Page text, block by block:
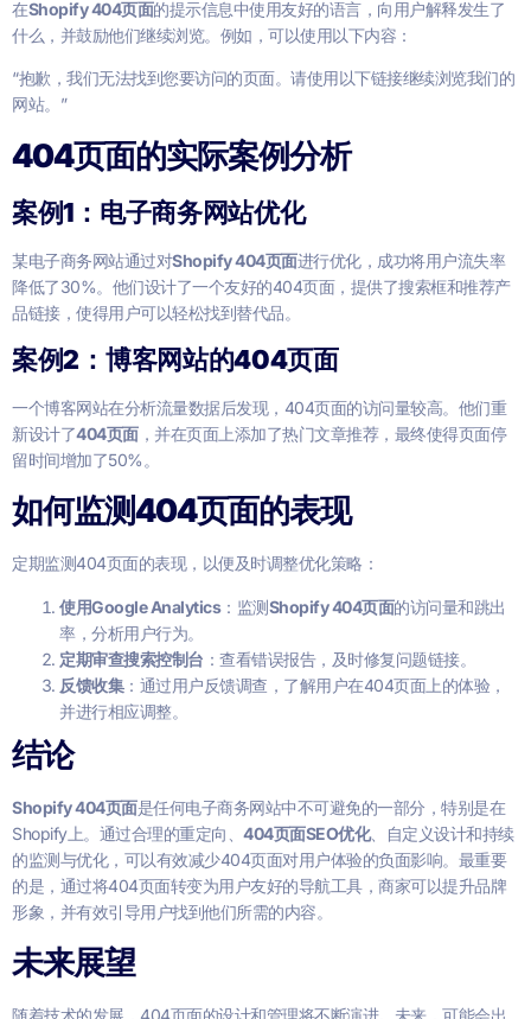
在Shopify 404页面的提示信息中使用友好的语言，向用户解释发生了
什么，并鼓励他们继续浏览。例如，可以使用以下内容：
“抱歉，我们无法找到您要访问的页面。请使用以下链接继续浏览我们的
网站。”
404页面的实际案例分析
案例1：电子商务网站优化
某电子商务网站通过对Shopify 404页面进行优化，成功将用户流失率
降低了30%。他们设计了一个友好的404页面，提供了搜索框和推荐产
品链接，使得用户可以轻松找到替代品。
案例2：博客网站的404页面
一个博客网站在分析流量数据后发现，404页面的访问量较高。他们重
新设计了404页面，并在页面上添加了热门文章推荐，最终使得页面停
留时间增加了50%。
如何监测404页面的表现
定期监测404页面的表现，以便及时调整优化策略：
使用Google Analytics：监测Shopify 404页面的访问量和跳出
率，分析用户行为。
定期审查搜索控制台 ：查看错误报告，及时修复问题链接。
反馈收集：通过用户反馈调查，了解用户在404页面上的体验，
并进行相应调整。
结论
Shopify 404页面是任何电子商务网站中不可避免的一部分，特别是在
Shopify上。通过合理的重定向、 404页面SEO优化、自定义设计和持续
的监测与优化，可以有效减少404页面对用户体验的负面影响。最重要
的是，通过将404页面转变为用户友好的导航工具，商家可以提升品牌
形象，并有效引导用户找到他们所需的内容。
未来展望